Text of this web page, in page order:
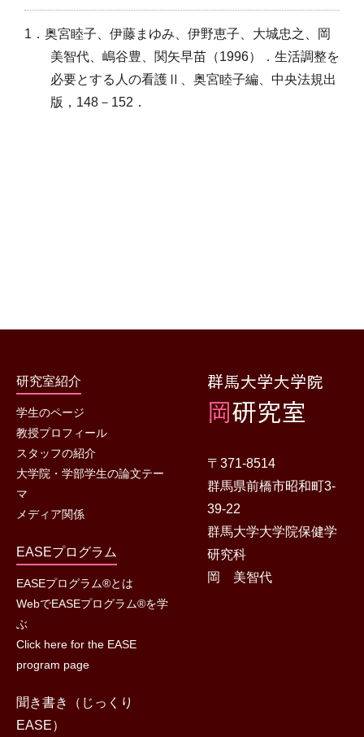
1．奥宮睦子、伊藤まゆみ、伊野恵子、大城忠之、岡
美智代、嶋谷豊、関矢早苗（1996）．生活調整を
必要とする人の看護Ⅱ、奥宮睦子編、中央法規出
版，148－152．
研究室紹介
学生のページ
教授プロフィール
スタッフの紹介
大学院・学部学生の論文テー
マ
メディア関係
EASEプログラム
EASEプログラム®とは
WebでEASEプログラム®を学
ぶ
Click here for the EASE
program page
聞き書き（じっくり
EASE）
〒371-8514
群馬県前橋市昭和町3-
39-22
群馬大学大学院保健学
研究科
岡 美智代